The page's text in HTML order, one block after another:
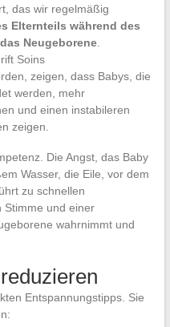
das wir regelmäßig
Elternteils während des
Neugeborene.
Soins
zeigen, dass Babys, die
werden, mehr
und einen instabileren
zeigen.
Die Angst, das Baby
Wasser, die Eile, vor dem
zu schnellen
Stimme und einer
wahrnimmt und
Entspannungstipps. Sie